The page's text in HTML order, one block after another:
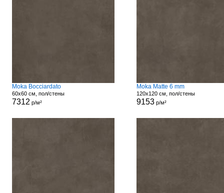
Moka Bocciardato
60x60 см, пол/стены
7312 р/м²
Moka Matte 6 mm
120x120 см, пол/стены
9153р/м²